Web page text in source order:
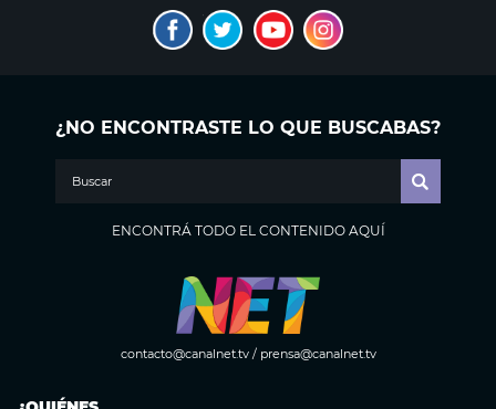
¿NO ENCONTRASTE LO QUE BUSCABAS?
ENCONTRÁ TODO EL CONTENIDO AQUÍ
contacto@canalnet.tv/ prensa@canalnet.tv